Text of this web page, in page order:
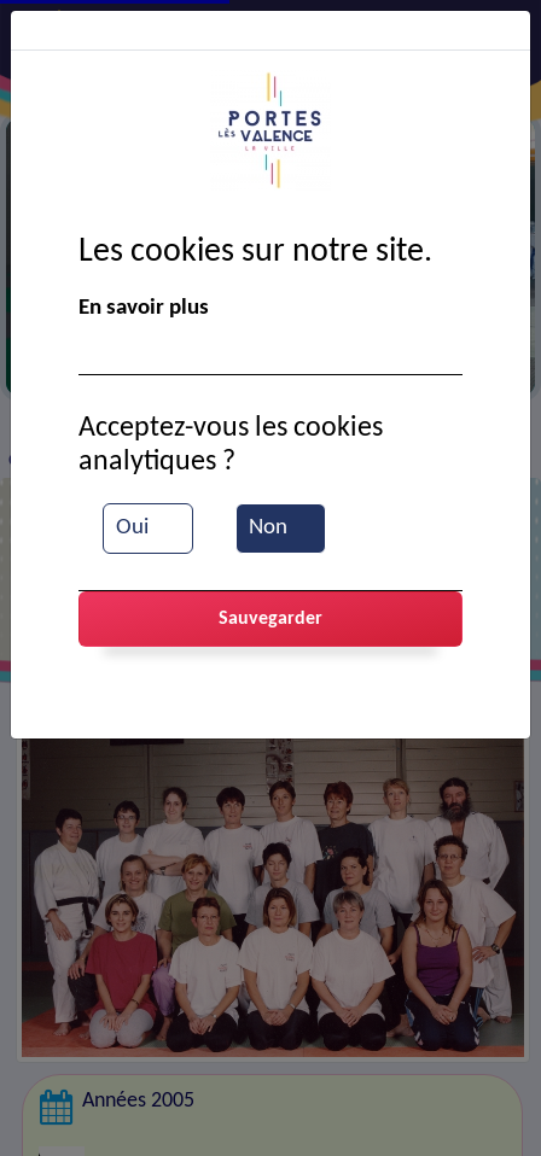
> VIE MUNICIPALE > Ressources documentaires
Cours de taiso
Années 2005
Les cookies sur notre site.
En savoir plus
Oui Non
Acceptez-vous les cookies
analytiques ?
Sauvegarder